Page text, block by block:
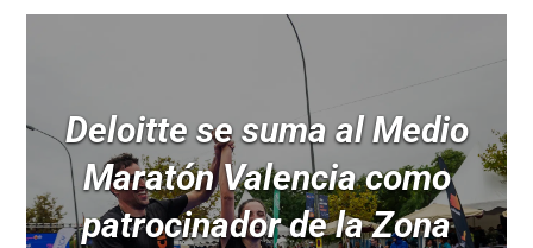
Deloitte se suma al Medio
Maratón Valencia como
patrocinador de la Zona